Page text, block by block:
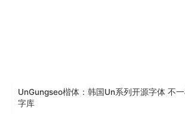
UnGungseo楷体：韩国Un系列开源字体 不
字库